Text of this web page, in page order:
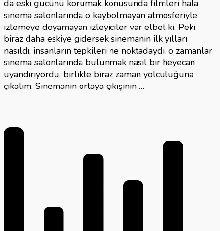
da eski gücünü korumak konusunda filmleri hala
sinema salonlarında o kaybolmayan atmosferiyle
izlemeye doyamayan izleyiciler var elbet ki. Peki
biraz daha eskiye gidersek sinemanın ilk yılları
nasıldı, insanların tepkileri ne noktadaydı, o zamanlar
sinema salonlarında bulunmak nasıl bir heyecan
uyandırıyordu, birlikte biraz zaman yolculuğuna
çıkalım. Sinemanın ortaya çıkışının …